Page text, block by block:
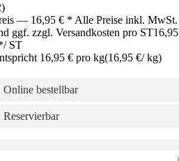
)
— 16,95 € * Alle Preise inkl. MwSt.
ggf. zzgl. Versandkosten pro ST16,95
/ ST
16,95 € pro kg(16,95 €/ kg)
Online bestellbar
Reservierbar